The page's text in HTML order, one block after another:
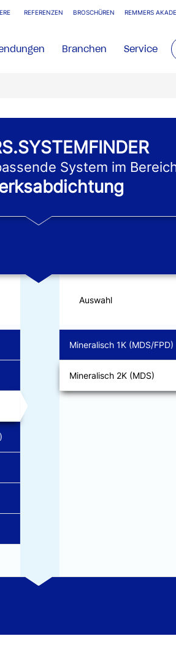
REFERENZEN BROSCHÜREN REMMERS
Branchen Service
System im
Auswahl
Mineralisch 1K (MDS/FPD)
Mineralisch 2K (MDS)